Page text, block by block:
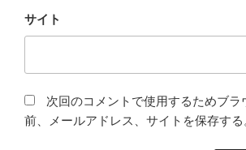
サイト
次回のコメントで使用するためブラ
前、メールアドレス、サイトを保存する